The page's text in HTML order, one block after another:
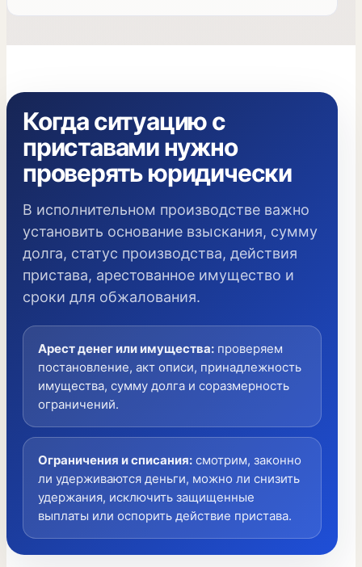
Когда ситуацию с
приставами нужно
проверять юридически
В исполнительном производстве важно
установить основание взыскания, сумму
долга, статус производства, действия
пристава, арестованное имущество и
сроки для обжалования.
Арест денег или имущества: проверяем
постановление, акт описи, принадлежность
имущества, сумму долга и соразмерность
ограничений.
Ограничения и списания: смотрим, законно
ли удерживаются деньги, можно ли снизить
удержания, исключить защищенные
выплаты или оспорить действие пристава.